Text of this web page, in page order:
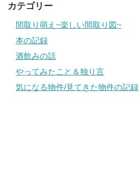
カテゴリー
間取り萌え~楽しい間取り図~
本の記録
酒飲みの話
やってみたこと＆独り言
気になる物件/見てきた物件の記録